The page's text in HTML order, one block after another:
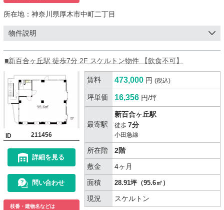
所在地： 神奈川県厚木市中町二丁目
物件説明
■新百合ヶ丘駅 徒歩7分 2F スケルトン物件 【飲食不可】
ID 211456
詳細を見る
問い合わせ
枝番・建物名などは
賃料 473,000 円 (税込)
坪単価 16,356 円/坪
最寄駅
新百合ヶ丘駅
徒歩 7分
小田急線
所在階
2階
敷金
4ヶ月
面積
28.91坪（95.6㎡）
現況 スケルトン